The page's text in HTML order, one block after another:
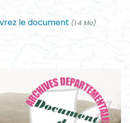
le document (1.4 Mo)